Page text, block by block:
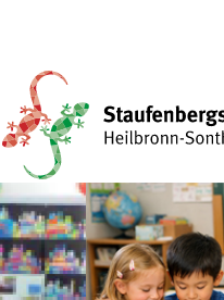
Staufenbergschule